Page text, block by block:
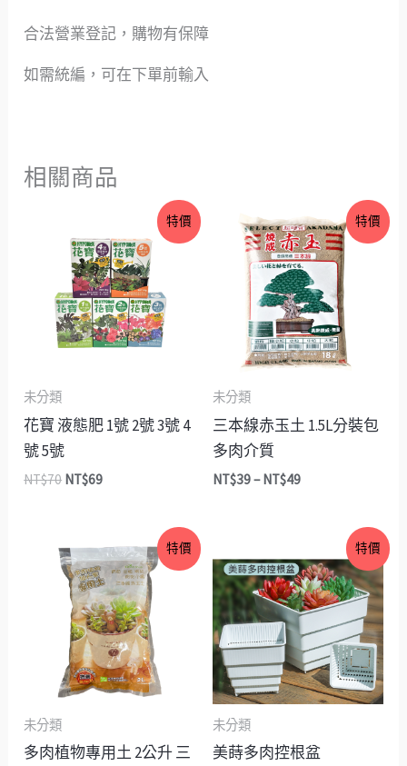
合法營業登記，購物有保障
如需統編，可在下單前輸入
相關商品
特價
未分類
花寶 液態肥 1號 2號 3號 4
號 5號
NT$70
價
格：
NT$70。
NT$69
價
格：
NT$69。
特價
未分類
三本線赤玉土 1.5L分裝包
多肉介質
NT$39– NT$49
價
格
範
圍：
NT$39
到
NT$49
特價
未分類
多肉植物專用土 2公升 三
始
價
格：
NT$100。
前
價
格：
NT$79。
特價
未分類
美蒔多肉控根盆
格
範
圍：
NT$15
到
NT$39